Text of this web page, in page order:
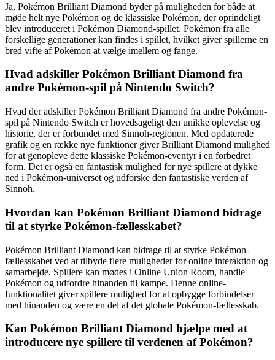
Ja, Pokémon Brilliant Diamond byder på muligheden for både at
møde helt nye Pokémon og de klassiske Pokémon, der oprindeligt
blev introduceret i Pokémon Diamond-spillet. Pokémon fra alle
forskellige generationer kan findes i spillet, hvilket giver spillerne en
bred vifte af Pokémon at vælge imellem og fange.
Hvad adskiller Pokémon Brilliant Diamond fra
andre Pokémon-spil på Nintendo Switch?
Hvad der adskiller Pokémon Brilliant Diamond fra andre Pokémon-
spil på Nintendo Switch er hovedsageligt den unikke oplevelse og
historie, der er forbundet med Sinnoh-regionen. Med opdaterede
grafik og en række nye funktioner giver Brilliant Diamond mulighed
for at genopleve dette klassiske Pokémon-eventyr i en forbedret
form. Det er også en fantastisk mulighed for nye spillere at dykke
ned i Pokémon-universet og udforske den fantastiske verden af
Sinnoh.
Hvordan kan Pokémon Brilliant Diamond bidrage
til at styrke Pokémon-fællesskabet?
Pokémon Brilliant Diamond kan bidrage til at styrke Pokémon-
fællesskabet ved at tilbyde flere muligheder for online interaktion og
samarbejde. Spillere kan mødes i Online Union Room, handle
Pokémon og udfordre hinanden til kampe. Denne online-
funktionalitet giver spillere mulighed for at opbygge forbindelser
med hinanden og være en del af det globale Pokémon-fællesskab.
Kan Pokémon Brilliant Diamond hjælpe med at
introducere nye spillere til verdenen af Pokémon?